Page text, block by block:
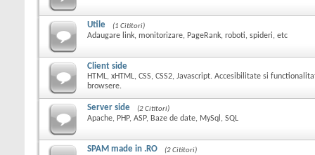
Utile (1 Cititori)
Adaugare link, monitorizare, PageRank, roboti, spideri, etc
Client side
HTML, xHTML, CSS, CSS2, Javascript. Accesibilitate si
browsere.
Server side (2 Cititori)
Apache, PHP, ASP, Baze de date, MySql, SQL
SPAM made in .RO (2 Cititori)